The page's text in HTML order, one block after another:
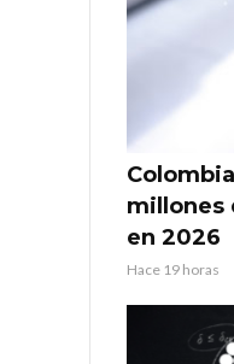
millones
en 2026
Hace 19 horas